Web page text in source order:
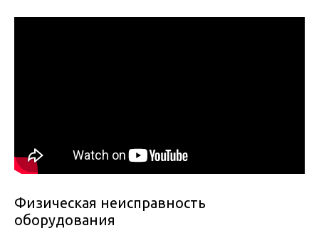
Физическая неисправность
оборудования